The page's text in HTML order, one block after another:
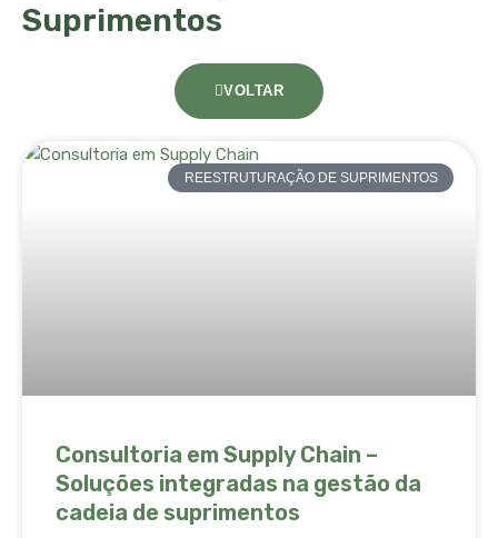
Suprimentos
VOLTAR
REESTRUTURAÇÃO DE SUPRIMENTOS
Consultoria em Supply Chain –
Soluções integradas na gestão da
cadeia de suprimentos